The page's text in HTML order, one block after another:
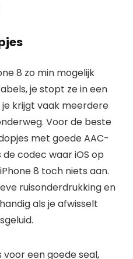
8 zo min mogelijk
je stopt ze in een
krijgt vaak meerdere
Voor de beste
met goede AAC-
codec waar iOS op
8 toch niets aan.
ruisonderdrukking en
als je afwisselt
een goede seal,